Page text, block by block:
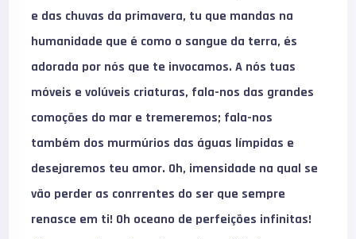
e das chuvas da primavera, tu que mandas na
humanidade que é como o sangue da terra, és
adorada por nós que te invocamos. A nós tuas
móveis e volúveis criaturas, fala-nos das grandes
comoções do mar e tremeremos; fala-nos
também dos murmúrios das águas límpidas e
desejaremos teu amor. Oh, imensidade na qual se
vão perder as conrrentes do ser que sempre
renasce em ti! Oh oceano de perfeições infinitas!